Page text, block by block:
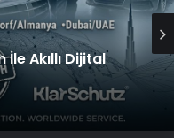
İle Akıllı Dijital